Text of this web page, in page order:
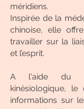
méridiens.
Inspirée de la
chinoise, elle
travailler sur la
et l’esprit.
A l'aide du
kinésiologique,
informations sur